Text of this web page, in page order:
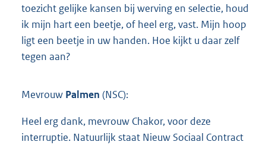
toezicht gelijke kansen bij werving en selectie, houd
ik mijn hart een beetje, of heel erg, vast. Mijn hoop
ligt een beetje in uw handen. Hoe kijkt u daar zelf
tegen aan?
Mevrouw Palmen (NSC):
Heel erg dank, mevrouw Chakor, voor deze
interruptie. Natuurlijk staat Nieuw Sociaal Contract